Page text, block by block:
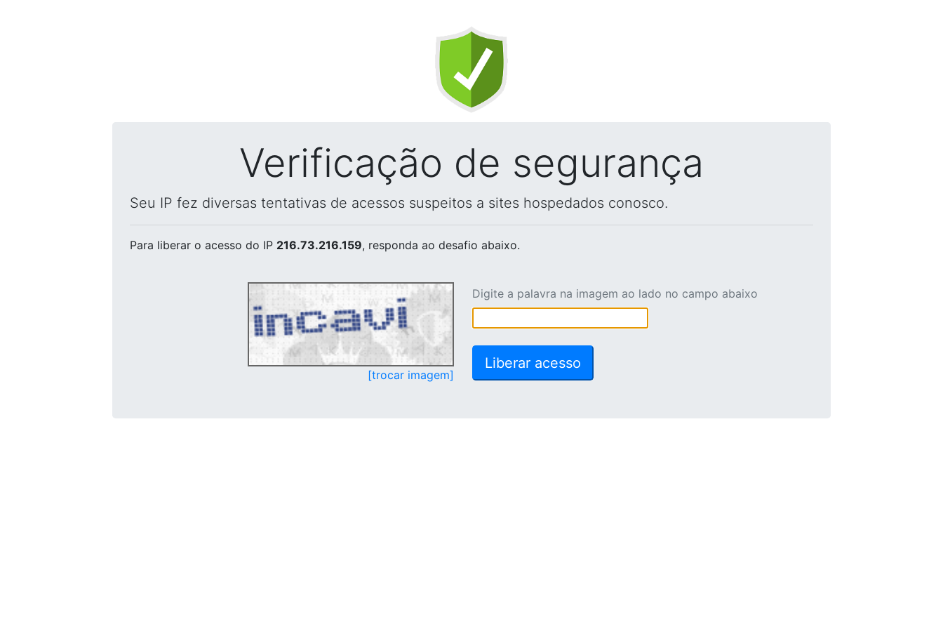
Verificação de segurança
Seu IP fez diversas tentativas de acessos suspeitos a sites hospedados conosco.
Para liberar o acesso do IP 216.73.216.159, responda ao desafio abaixo.
[trocar imagem]
Digite a palavra na imagem ao lado no campo abaixo